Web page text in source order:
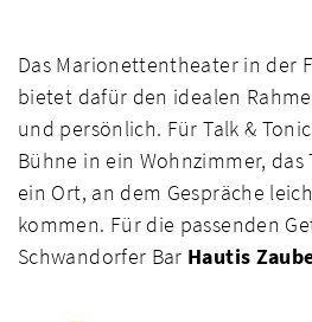
Das Marionettentheater in der
bietet dafür den idealen
und persönlich. Für Talk &
Bühne in ein Wohnzimmer,
ein Ort, an dem Gespräche
kommen. Für die passenden
Schwandorfer Bar Hautis